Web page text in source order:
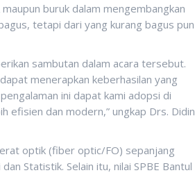
buruk dalam mengembangkan
tetapi dari yang kurang bagus pun
sambutan dalam acara tersebut.
menerapkan keberhasilan yang
ini dapat kami adopsi di
efisien dan modern,” ungkap Drs. Didin
optik (fiber optic/FO) sepanjang
Statistik. Selain itu, nilai SPBE Bantul